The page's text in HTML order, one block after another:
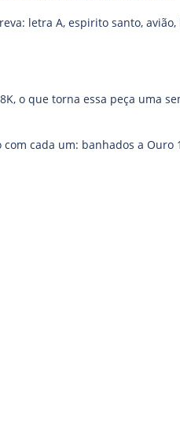
letra A, espirito santo,
o que torna essa peça uma
cada um: banhados a Ouro